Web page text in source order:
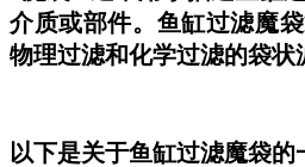
介质或部件。鱼缸过滤魔
物理过滤和化学过滤的袋状
以下是关于鱼缸过滤魔袋的